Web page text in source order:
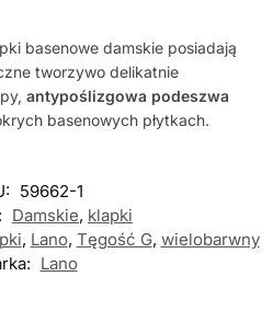
basenowe damskie posiadają
tworzywo delikatnie
antypoślizgowa podeszwa
basenowych płytkach.
59662-1
Damskie, klapki
, Lano, Tęgość G, wielobarwny
Lano